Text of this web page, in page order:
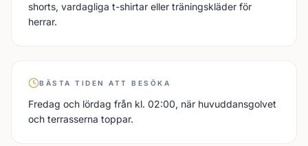
shorts, vardagliga t-shirtar eller träningskläder för
herrar.
BÄSTA TIDEN ATT BESÖKA
Fredag och lördag från kl. 02:00, när huvuddansgolvet
och terrasserna toppar.